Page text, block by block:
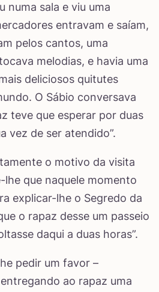
numa sala e viu uma
entravam e saíam,
pelos cantos, uma
melodias, e havia uma
deliciosos quitutes
O Sábio conversava
teve que esperar por duas
vez de ser atendido”.
o motivo da visita
lhe que naquele momento
explicar-lhe o Segredo da
o rapaz desse um passeio
daqui a duas horas”.
pedir um favor –
ao rapaz uma